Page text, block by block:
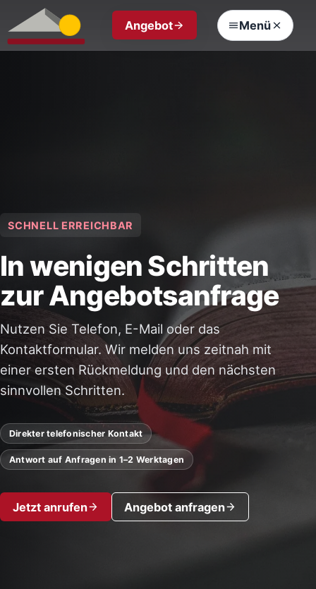
Angebot Menü
SCHNELL ERREICHBAR
In wenigen Schritten
zur Angebotsanfrage
Nutzen Sie Telefon, E-Mail oder das
Kontaktformular. Wir melden uns zeitnah mit
einer ersten Rückmeldung und den nächsten
sinnvollen Schritten.
Direkter telefonischer Kontakt
Antwort auf Anfragen in 1–2 Werktagen
Jetzt anrufen Angebot anfragen